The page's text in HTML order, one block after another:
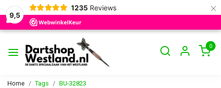
9,5
1235 Reviews ×
0
Home Tags BU-32823